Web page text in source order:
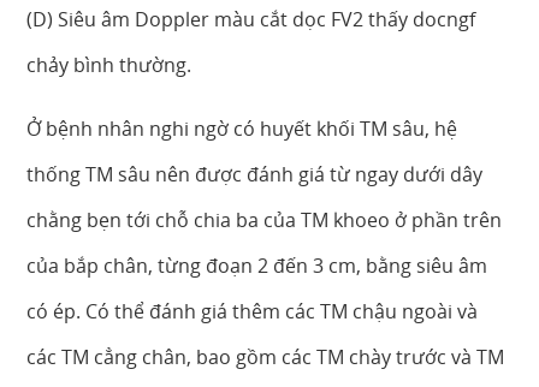
(D) Siêu âm Doppler màu cắt dọc FV2 thấy docngf
chảy bình thường.
Ở bệnh nhân nghi ngờ có huyết khối TM sâu, hệ
thống TM sâu nên được đánh giá từ ngay dưới dây
chằng bẹn tới chỗ chia ba của TM khoeo ở phần trên
của bắp chân, từng đoạn 2 đến 3 cm, bằng siêu âm
có ép. Có thể đánh giá thêm các TM chậu ngoài và
các TM cẳng chân, bao gồm các TM chày trước và TM